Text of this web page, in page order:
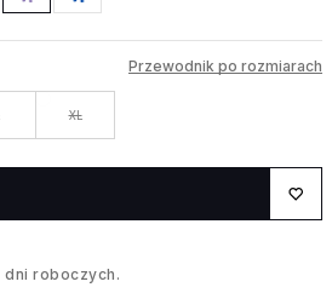
Przewodnik po rozmiarach
XL
dni roboczych.